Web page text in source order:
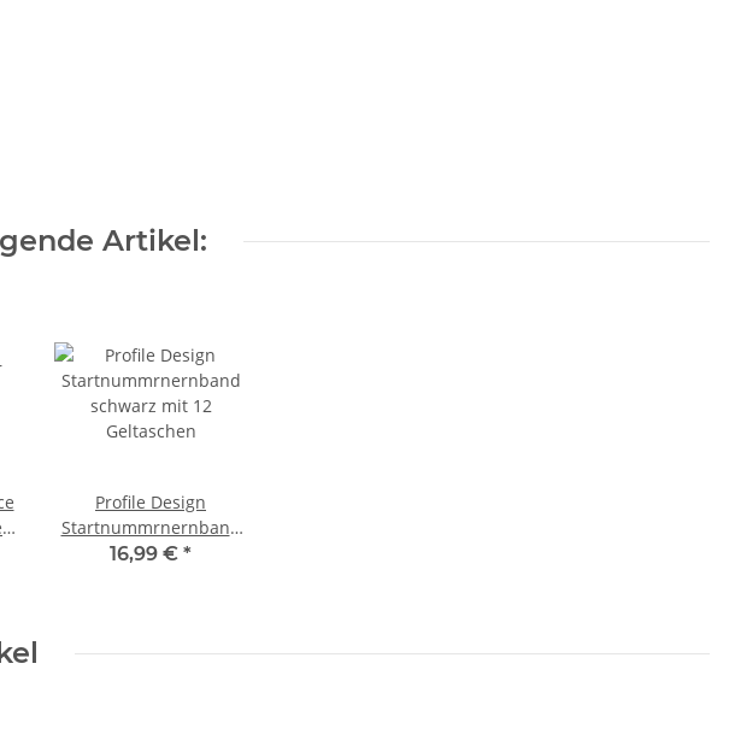
Artikel:
Profile Design
Startnummrnernband
schwarz mit 12
16,99 € *